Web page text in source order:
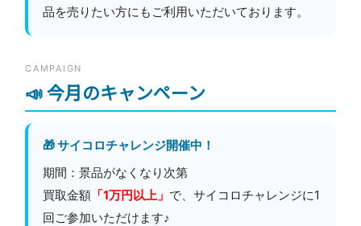
品を売りたい方にもご利用いただいております。
CAMPAIGN
📣 今月のキャンペーン
🎁 サイコロチャレンジ開催中！
期間：景品がなくなり次第
買取金額 「1万円以上」 で、サイコロチャレンジに1
回ご参加いただけます♪